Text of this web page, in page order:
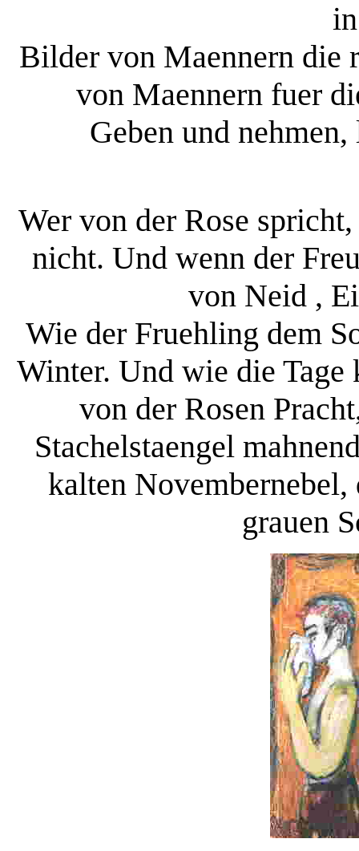
Bilder von Maennern die
von Maennern fuer
Geben und
Wer von der Rose
nicht. Und wenn der
von Neid ,
Wie der Fruehling dem
Winter. Und wie die
von der Rosen
Stachelstaengel
kalten
grauen